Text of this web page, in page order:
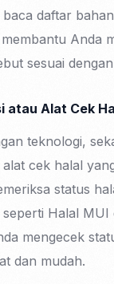
daftar
Anda
sesuai
atau Alat Cek
teknologi,
cek halal
status
Halal MUI
mengecek
dan mudah.